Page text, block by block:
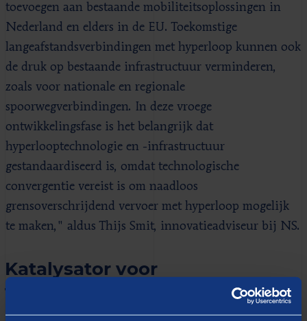
toevoegen aan bestaande mobiliteitsoplossingen in
Nederland en elders in de EU. Toekomstige
langeafstandsverbindingen met hyperloop kunnen ook
de druk op bestaande infrastructuur verminderen,
zoals voor nationale en regionale
spoorwegverbindingen. In deze vroege
ontwikkelingsfase is het belangrijk dat
hyperlooptechnologie en -infrastructuur
gestandaardiseerd is, omdat technologische
convergentie vereist is om naadloos
grensoverschrijdend vervoer met hyperloop mogelijk
te maken," aldus Thijs Smit, innovatieadviseur bij NS.
Katalysator voor
technologische innovatie